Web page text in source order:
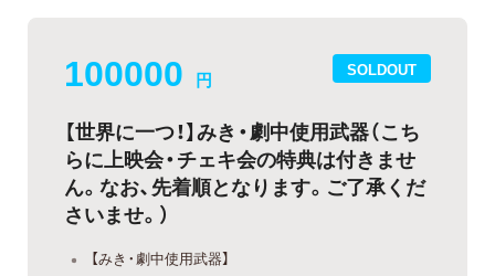
SOLDOUT
100000 円
【世界に一つ！】みき・劇中使用武器（こち
らに上映会・チェキ会の特典は付きませ
ん。なお、先着順となります。ご了承くだ
さいませ。）
【みき・劇中使用武器】